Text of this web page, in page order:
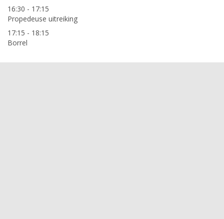
16:30 - 17:15
Propedeuse uitreiking
17:15 - 18:15
Borrel